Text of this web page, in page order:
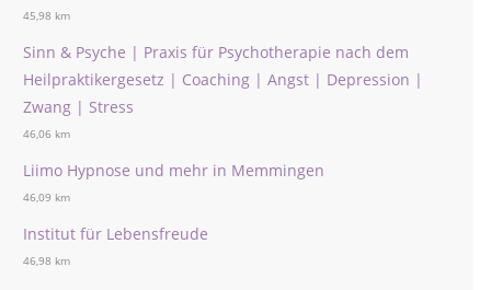
45,98 km
Sinn & Psyche | Praxis für Psychotherapie nach dem
Heilpraktikergesetz | Coaching | Angst | Depression |
Zwang | Stress
46,06 km
Liimo Hypnose und mehr in Memmingen
46,09 km
Institut für Lebensfreude
46,98 km